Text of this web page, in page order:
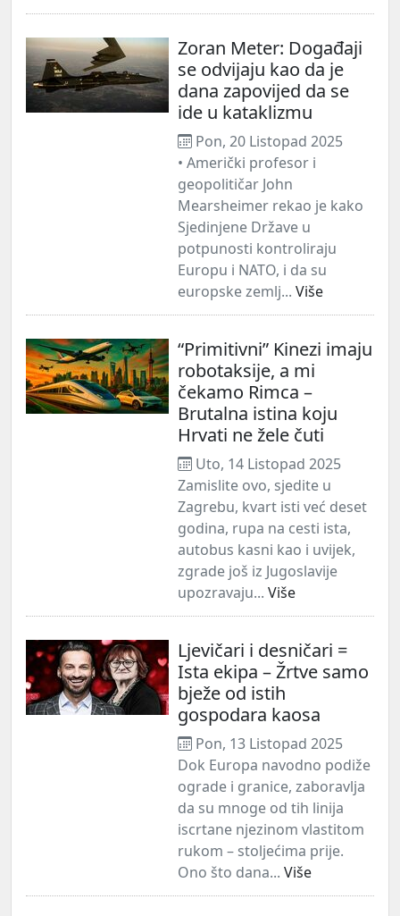
Zoran Meter: Događaji
se odvijaju kao da je
dana zapovijed da se
ide u kataklizmu
Pon, 20 Listopad 2025
• Američki profesor i
geopolitičar John
Mearsheimer rekao je kako
Sjedinjene Države u
potpunosti kontroliraju
Europu i NATO, i da su
europske zemlj... Više
“Primitivni” Kinezi imaju
robotaksije, a mi
čekamo Rimca –
Brutalna istina koju
Hrvati ne žele čuti
Uto, 14 Listopad 2025
Zamislite ovo, sjedite u
Zagrebu, kvart isti već deset
godina, rupa na cesti ista,
autobus kasni kao i uvijek,
zgrade još iz Jugoslavije
upozravaju... Više
Ljevičari i desničari =
Ista ekipa – Žrtve samo
bježe od istih
gospodara kaosa
Pon, 13 Listopad 2025
Dok Europa navodno podiže
ograde i granice, zaboravlja
da su mnoge od tih linija
iscrtane njezinom vlastitom
rukom – stoljećima prije.
Ono što dana... Više